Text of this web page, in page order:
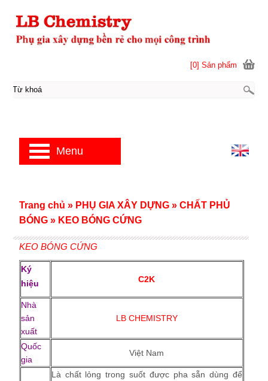
KEO BÓNG CỨNG
Ký
hiệu
C2K
Nhà
sản
xuất
LB CHEMISTRY
Quốc
gia
Việt Nam
Là chất lỏng trong suốt được pha sẵn dùng để
Trang chủ » PHỤ GIA XÂY DỰNG » CHẤT PHỦ
BÓNG » KEO BÓNG CỨNG
[0] Sản phẩm
Menu